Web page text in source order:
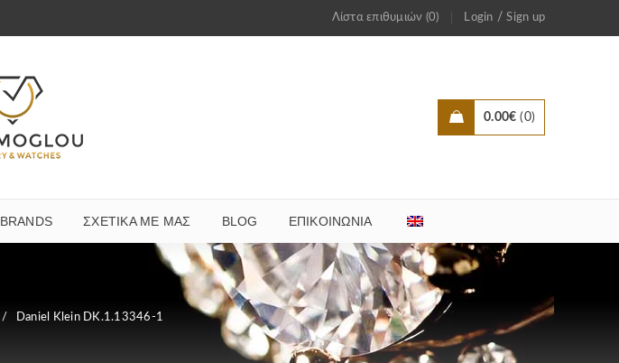
Λίστα επιθυμιών (0) Login /Sign up
0.00€ 0
BRANDS ΣΧΕΤΙΚΆ ΜΕ ΜΑΣ BLOG ΕΠΙΚΟΙΝΩΝΊΑ
/ Daniel Klein DK.1.13346-1